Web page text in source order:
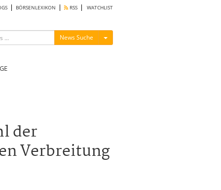
BÖRSENLEXIKON RSS WATCHLIST
News Suche Menü ein-/ausblenden
der
Verbreitung